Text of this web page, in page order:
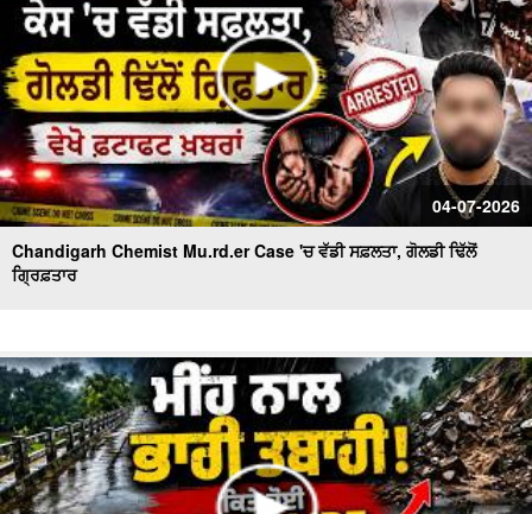
04-07-2026
Chandigarh Chemist Mu.rd.er Case 'ਚ ਵੱਡੀ ਸਫ਼ਲਤਾ, ਗੋਲਡੀ ਢਿੱਲੋਂ
ਗ੍ਰਿਫ਼ਤਾਰ